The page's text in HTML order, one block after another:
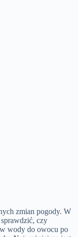
zmian pogody. W
czy
wody do owocu po